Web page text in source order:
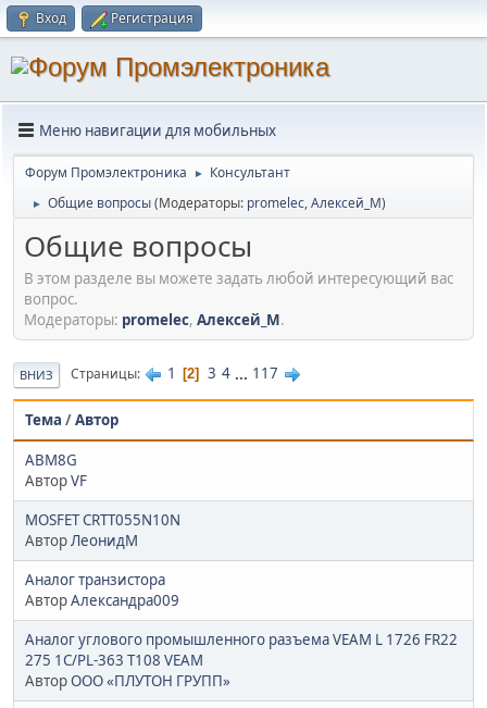
Вход Регистрация
Меню навигации для мобильных
Форум Промэлектроника ► Консультант
► Общие вопросы(Модераторы: promelec,Алексей_М)
Общие вопросы
В этом разделе вы можете задать любой интересующий вас
вопрос.
Модераторы: promelec, Алексей_М.
ВНИЗ Страницы 1 2 3 4 ... 117
Тема /Автор
ABM8G
АвторVF
MOSFET CRTT055N10N
Автор ЛеонидМ
Аналог транзистора
АвторАлександра009
Аналог углового промышленного разъема VEAM L 1726 FR22
275 1C/PL-363 T108 VEAM
АвторООО «ПЛУТОН ГРУПП»